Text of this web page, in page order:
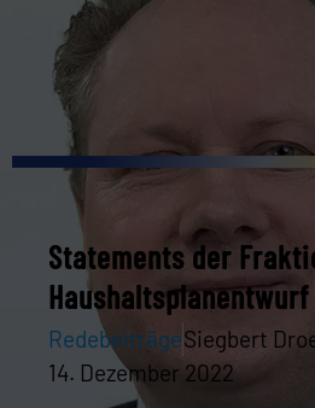
Statements der
RedebeiträgeSiegbert
14. Dezember 2022